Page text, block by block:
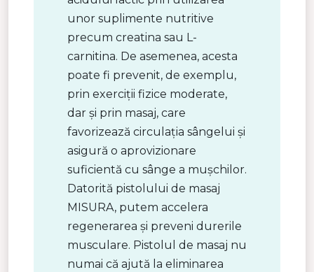
unor suplimente nutritive
precum creatina sau L-
carnitina. De asemenea, acesta
poate fi prevenit, de exemplu,
prin exerciții fizice moderate,
dar și prin masaj, care
favorizează circulația sângelui și
asigură o aprovizionare
suficientă cu sânge a mușchilor.
Datorită pistolului de masaj
MISURA, putem accelera
regenerarea și preveni durerile
musculare. Pistolul de masaj nu
numai că ajută la eliminarea